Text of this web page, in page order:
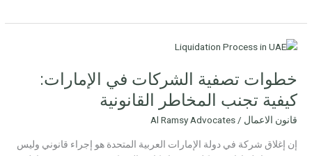
خطوات تصفية الشركات في الإمارات:
كيفية تجنب المخاطر القانونية
قانون الاعمال /
Al Ramsy Advocates
إن إغلاق شركة في دولة الإمارات العربية المتحدة هو إجراء قانوني وليس
خطوات
الشركات
في
الإمارات:
كيفية
المخاطر